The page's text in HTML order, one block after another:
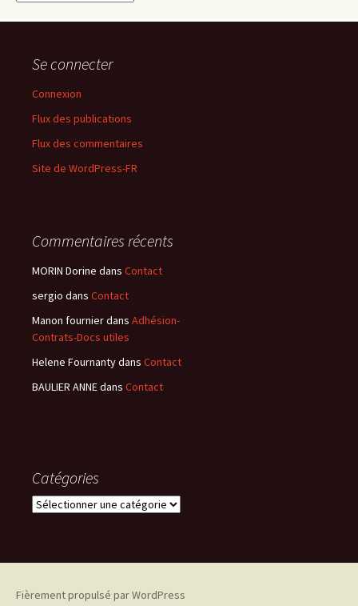
Se connecter
Connexion
Flux des publications
Flux des commentaires
Site de WordPress-FR
Commentaires récents
MORIN Dorine dans Contact
sergio dans Contact
Manon fournierdans Adhésion-
Contrats-Docs utiles
Helene Fournantydans Contact
BAULIER ANNEdans Contact
Catégories
Catégories
Fièrement propulsé par WordPress